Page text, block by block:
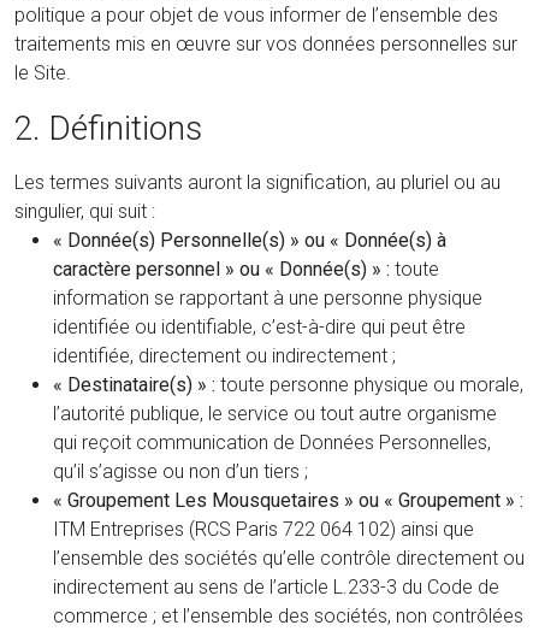
politique a pour objet de vous informer de l’ensemble des
traitements mis en œuvre sur vos données personnelles sur
le Site.
2. Définitions
Les termes suivants auront la signification, au pluriel ou au
singulier, qui suit :
« Donnée(s) Personnelle(s) » ou « Donnée(s) à
caractère personnel » ou « Donnée(s) » : toute
information se rapportant à une personne physique
identifiée ou identifiable, c’est-à-dire qui peut être
identifiée, directement ou indirectement ;
« Destinataire(s) » : toute personne physique ou morale,
l’autorité publique, le service ou tout autre organisme
qui reçoit communication de Données Personnelles,
qu’il s’agisse ou non d’un tiers ;
« Groupement Les Mousquetaires » ou « Groupement » :
ITM Entreprises (RCS Paris 722 064 102) ainsi que
l’ensemble des sociétés qu’elle contrôle directement ou
indirectement au sens de l’article L.233-3 du Code de
commerce ; et l’ensemble des sociétés, non contrôlées